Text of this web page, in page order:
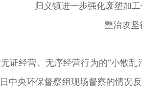
归义镇进一步强化废塑加
整治攻坚
证经营、无序经营行为的“小散
中央环保督察组现场督察的情